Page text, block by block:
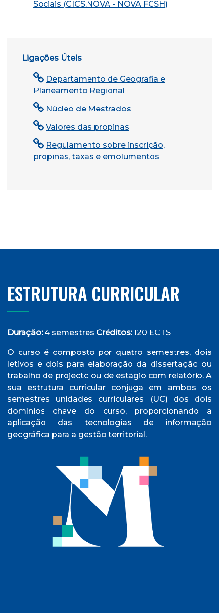
Sociais (CICS.NOVA - NOVA FCSH)
Ligações Úteis
Departamento de Geografia e
Planeamento Regional
Núcleo de Mestrados
Valores das propinas
Regulamento sobre inscrição,
propinas, taxas e emolumentos
ESTRUTURA CURRICULAR
Duração:4 semestres Créditos:120 ECTS
O curso é composto por quatro semestres, dois
letivos e dois para elaboração da dissertação ou
trabalho de projecto ou de estágio com relatório. A
sua estrutura curricular conjuga em ambos os
semestres unidades curriculares (UC) dos dois
domínios chave do curso, proporcionando a
aplicação das tecnologias de informação
geográfica para a gestão territorial.